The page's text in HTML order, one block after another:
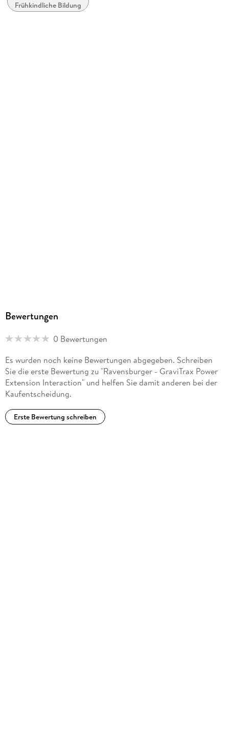
Produktart
Frühkindliche Bildung
Bewertungen
0 Bewertungen
Es wurden noch keine Bewertungen abgegeben. Schreiben
Sie die erste Bewertung zu "Ravensburger - GraviTrax Power
Extension Interaction" und helfen Sie damit anderen bei der
Kaufentscheidung.
Erste Bewertung schreiben